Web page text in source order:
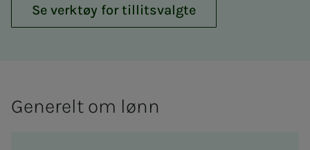
Se verktøy for tillitsvalgte
Generelt om lønn